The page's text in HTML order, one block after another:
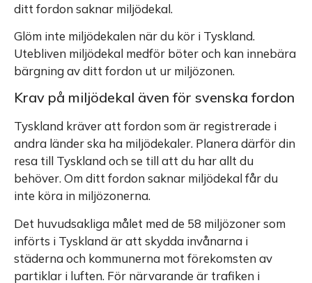
ditt fordon saknar miljödekal.
Glöm inte miljödekalen när du kör i Tyskland.
Utebliven miljödekal medför böter och kan innebära
bärgning av ditt fordon ut ur miljözonen.
Krav på miljödekal även för svenska fordon
Tyskland kräver att fordon som är registrerade i
andra länder ska ha miljödekaler. Planera därför din
resa till Tyskland och se till att du har allt du
behöver. Om ditt fordon saknar miljödekal får du
inte köra in miljözonerna.
Det huvudsakliga målet med de 58 miljözoner som
införts i Tyskland är att skydda invånarna i
städerna och kommunerna mot förekomsten av
partiklar i luften. För närvarande är trafiken i